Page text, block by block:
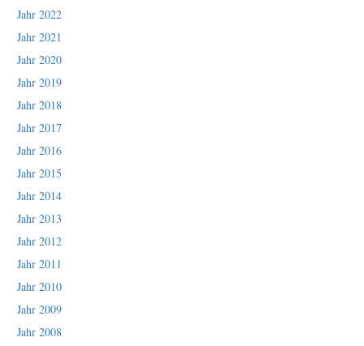
Jahr 2022
Jahr 2021
Jahr 2020
Jahr 2019
Jahr 2018
Jahr 2017
Jahr 2016
Jahr 2015
Jahr 2014
Jahr 2013
Jahr 2012
Jahr 2011
Jahr 2010
Jahr 2009
Jahr 2008